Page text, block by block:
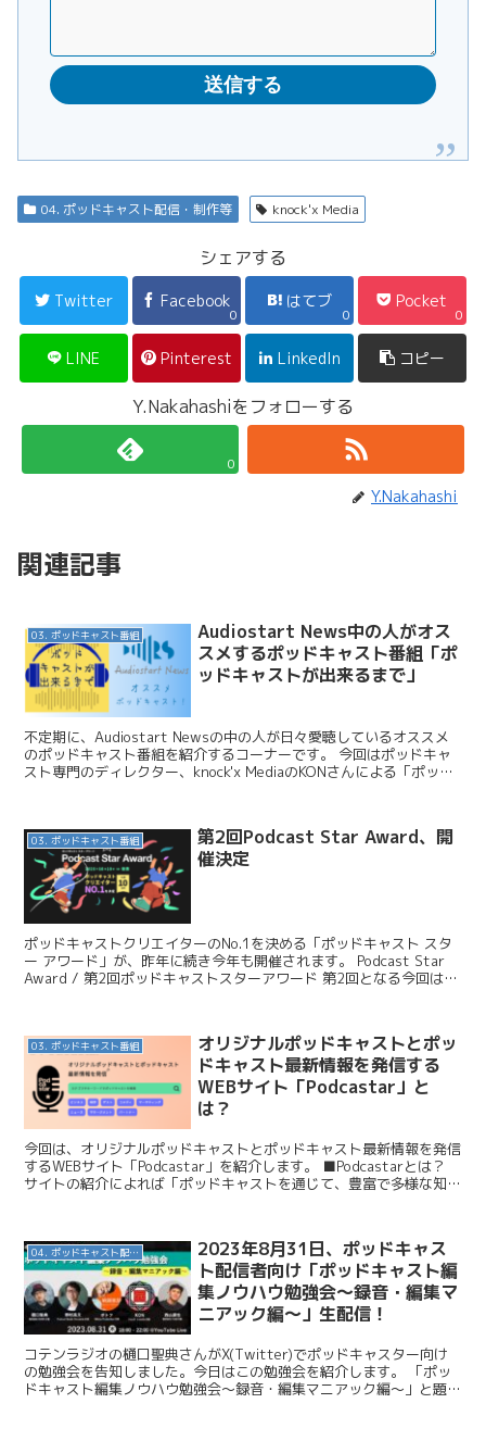
04. ポッドキャスト配信・制作等 knock'x Media
シェアする
Twitter Facebook
0
はてブ
0
Pocket
0
LINE Pinterest LinkedIn コピー
Y.Nakahashiをフォローする
0
Y.Nakahashi
関連記事
03. ポッドキャスト番組
Audiostart News中の人がオス
スメするポッドキャスト番組「ポ
ッドキャストが出来るまで」
不定期に、Audiostart Newsの中の人が日々愛聴しているオススメ
のポッドキャスト番組を紹介するコーナーです。 今回はポッドキャ
スト専門のディレクター、knock'x MediaのKONさんによる「ポッド
03. ポッドキャスト番組
第2回Podcast Star Award、開
催決定
ポッドキャストクリエイターのNo.1を決める「ポッドキャスト スタ
ー アワード」が、昨年に続き今年も開催されます。 Podcast Star
Award / 第2回ポッドキャストスターアワード 第2回となる今回は、
03. ポッドキャスト番組
オリジナルポッドキャストとポッ
ドキャスト最新情報を発信する
WEBサイト「Podcastar」と
は？
今回は、オリジナルポッドキャストとポッドキャスト最新情報を発信
するWEBサイト「Podcastar」を紹介します。 ■Podcastarとは？
サイトの紹介によれば「ポッドキャストを通じて、豊富で多様な知識
04. ポッドキャスト配信・制作等
2023年8月31日、ポッドキャス
ト配信者向け「ポッドキャスト編
集ノウハウ勉強会〜録音・編集マ
ニアック編〜」生配信！
コテンラジオの樋口聖典さんがX(Twitter)でポッドキャスター向け
の勉強会を告知しました。今日はこの勉強会を紹介します。 「ポッ
ドキャスト編集ノウハウ勉強会〜録音・編集マニアック編〜」と題し